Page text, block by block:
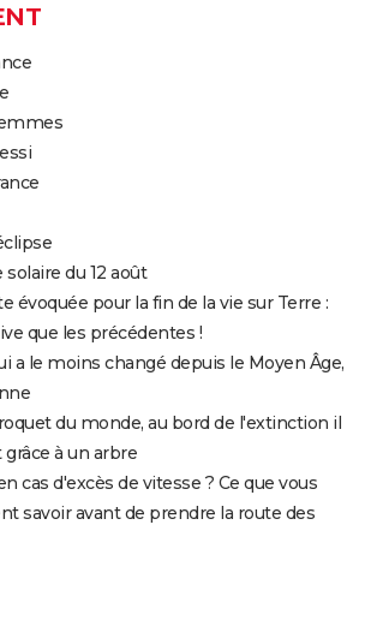
du 12 août
évoquée pour la fin de la vie sur Terre :
que les précédentes !
a le moins changé depuis le Moyen Âge,
du monde, au bord de l'extinction il
grâce à un arbre
cas d'excès de vitesse ? Ce que vous
savoir avant de prendre la route des